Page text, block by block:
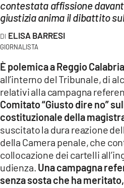
Network
LACTV.IT
LACONAIR.IT
LACITYMAG.IT
ILREGGINO.IT
COSENZACHANNEL.IT
contestata affissione
giustizia anima il dibattito
ELISA BARRESI
GIORNALISTA
È polemica a Reggio Calabria
all’interno del Tribunale, di
relativi alla campagna
Comitato “Giusto dire no”
costituzionale della
suscitato la dura reazione
della Camera penale, che
collocazione dei cartelli
udienza. Una campagna
senza sosta che ha